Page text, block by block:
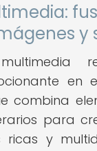
y
en
combina
para
y